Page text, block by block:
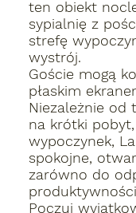
ten obiekt
sypialnię z
strefę
wystrój.
Goście mogą
płaskim
Niezależnie od
na krótki
wypoczynek,
spokojne,
zarówno do
Poczuj